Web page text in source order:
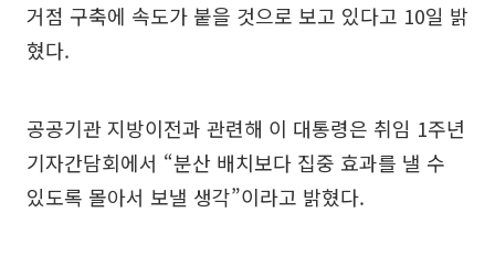
거점 구축에 속도가 붙을 것으로 보고 있다고 10일 밝
혔다.
공공기관 지방이전과 관련해 이 대통령은 취임 1주년
기자간담회에서 “분산 배치보다 집중 효과를 낼 수
있도록 몰아서 보낼 생각”이라고 밝혔다.